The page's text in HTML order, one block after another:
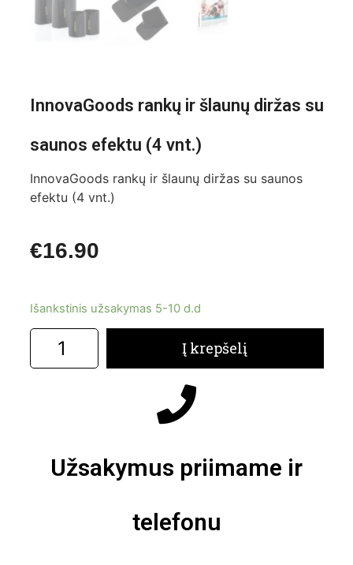
InnovaGoods rankų ir šlaunų diržas su
saunos efektu (4 vnt.)
InnovaGoods rankų ir šlaunų diržas su saunos
efektu (4 vnt.)
€16.90
Išankstinis užsakymas 5-10 d.d
Į krepšelį
Užsakymus priimame ir
telefonu